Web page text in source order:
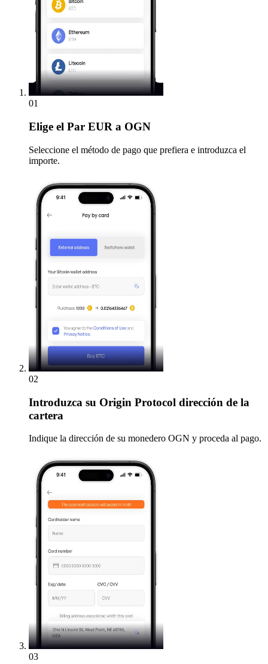
01
Elige el Par EUR a OGN
Seleccione el método de pago que prefiera e introduzca el
importe.
02
Introduzca su Origin Protocol dirección de la
cartera
Indique la dirección de su monedero OGN y proceda al pago.
03